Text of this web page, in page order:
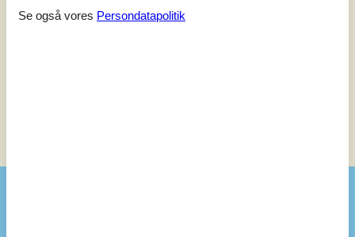
Se også vores Persondatapolitik